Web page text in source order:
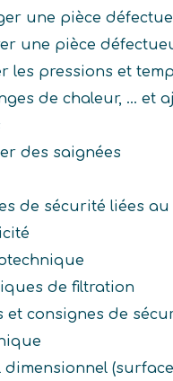
une pièce
une pièce
les pressions et
de chaleur, ... et
des saignées
de sécurité liées au
de filtration
et consignes de
dimensionnel